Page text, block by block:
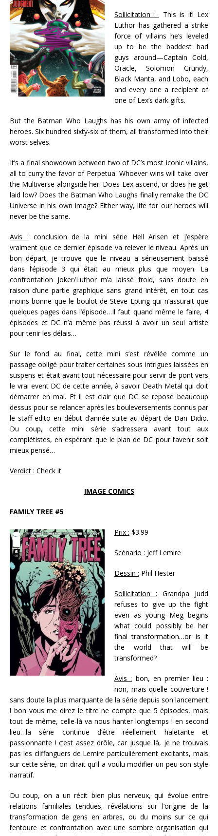
Sollicitation :
This is it! Lex
Luthor has gathered a strike
force of villains he’s leveled
up to be the baddest bad
guys around—Captain Cold,
Oracle, Solomon Grundy,
Black Manta, and Lobo, each
and every one a recipient of
one of Lex’s dark gifts.
But the Batman Who Laughs has his own army of infected
heroes. Six hundred sixty-six of them, all transformed into their
worst selves.
It’s a final showdown between two of DC’s most iconic villains,
all to curry the favor of Perpetua. Whoever wins will take over
the Multiverse alongside her. Does Lex ascend, or does he get
laid low? Does the Batman Who Laughs finally remake the DC
Universe in his own image? Either way, life for our heroes will
never be the same.
Avis : conclusion de la mini série Hell Arisen et j’espère
vraiment que ce dernier épisode va relever le niveau. Après un
bon départ, je trouve que le niveau a sérieusement baissé
dans l’épisode 3 qui était au mieux plus que moyen. La
confrontation Joker/Luthor m’a laissé froid, sans doute en
raison d’une partie graphique sans grand intérêt, en tout cas
moins bonne que le boulot de Steve Epting qui n’assurait que
quelques pages dans l’épisode…Il faut quand même le faire, 4
épisodes et DC n’a même pas réussi à avoir un seul artiste
pour tenir les délais…
Sur le fond au final, cette mini s’est révélée comme un
passage obligé pour traiter certaines sous intrigues laissées en
suspens et était avant tout nécessaire pour servir de pont vers
le vrai event DC de cette année, à savoir Death Metal qui doit
démarrer en mai. Et il est clair que DC se repose beaucoup
dessus pour se relancer après les bouleversements connus par
le staff edito en début d’année suite au départ de Dan Didio.
Du coup, cette mini série s’adressera avant tout aux
complétistes, en espérant que le plan de DC pour l’avenir soit
mieux pensé…
Verdict : Check it
IMAGE COMICS
FAMILY TREE #5
Prix : $3.99
Scénario : Jeff Lemire
Dessin : Phil Hester
Sollicitation : Grandpa Judd
refuses to give up the fight
even as young Meg begins
what could possibly be her
final transformation…or is it
the world that will be
transformed?
Avis : bon, en premier lieu :
non, mais quelle couverture !
sans doute la plus marquante de la série depuis son lancement
! bon vous me direz le titre ne compte que 5 épisodes, mais
tout de même, celle-là va nous hanter longtemps ! en second
lieu…la série continue d’être réellement haletante et
passionnante ! c’est assez drôle, car jusque là, je ne trouvais
pas les cliffanguers de Lemire particulièrement excitants, mais
sur cette série, on dirait qu’il a voulu modifier un peu son style
narratif.
Du coup, on a un récit bien plus nerveux, qui évolue entre
relations familiales tendues, révélations sur l’origine de la
transformation de gens en arbres, ou du moins sur ce qui
l’entoure et confrontation avec une sombre organisation qui